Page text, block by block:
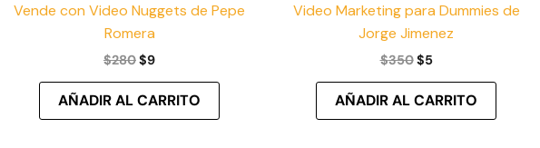
Vende con Video Nuggets de Pepe
Romera
$280$9
AÑADIR AL CARRITO
Video Marketing para Dummies de
Jorge Jimenez
$350$5
AÑADIR AL CARRITO